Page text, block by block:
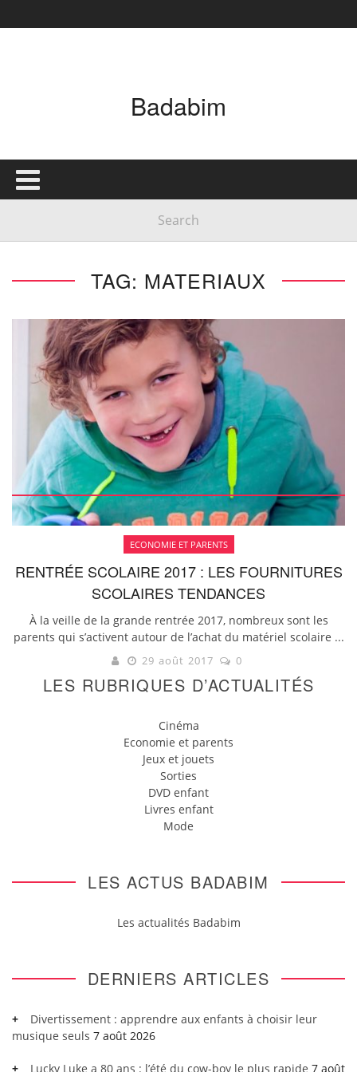
Badabim
TAG: MATERIAUX
ECONOMIE ET PARENTS
RENTRÉE SCOLAIRE 2017 : LES FOURNITURES
SCOLAIRES TENDANCES
À la veille de la grande rentrée 2017, nombreux sont les
parents qui s’activent autour de l’achat du matériel scolaire ...
29 août 2017 0
LES RUBRIQUES D’ACTUALITÉS
Cinéma
Economie et parents
Jeux et jouets
Sorties
DVD enfant
Livres enfant
Mode
LES ACTUS BADABIM
Les actualités Badabim
DERNIERS ARTICLES
Divertissement : apprendre aux enfants à choisir leur
musique seuls 7 août 2026
Lucky Luke a 80 ans : l’été du cow-boy le plus rapide 7 août